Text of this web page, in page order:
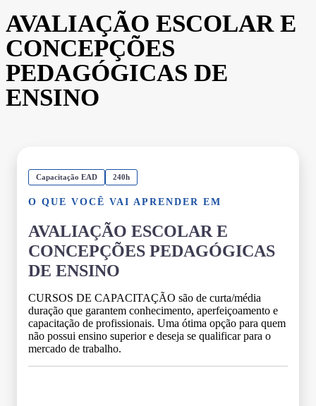
AVALIAÇÃO ESCOLAR E
CONCEPÇÕES
PEDAGÓGICAS DE
ENSINO
Capacitação EAD 240h
O QUE VOCÊ VAI APRENDER EM
AVALIAÇÃO ESCOLAR E
CONCEPÇÕES PEDAGÓGICAS
DE ENSINO
CURSOS DE CAPACITAÇÃO são de curta/média
duração que garantem conhecimento, aperfeiçoamento e
capacitação de profissionais. Uma ótima opção para quem
não possui ensino superior e deseja se qualificar para o
mercado de trabalho.